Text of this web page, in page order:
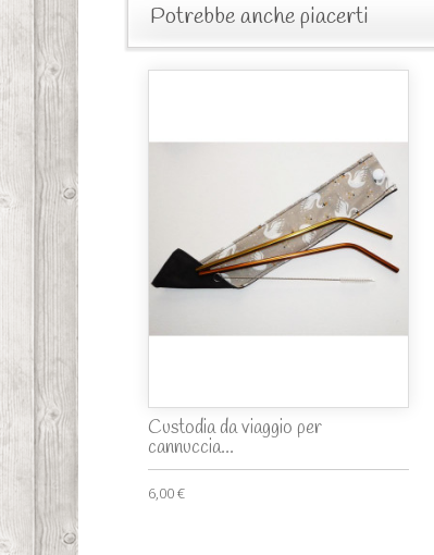
Potrebbe anche piacerti
Custodia da viaggio per
cannuccia...
6,00 €